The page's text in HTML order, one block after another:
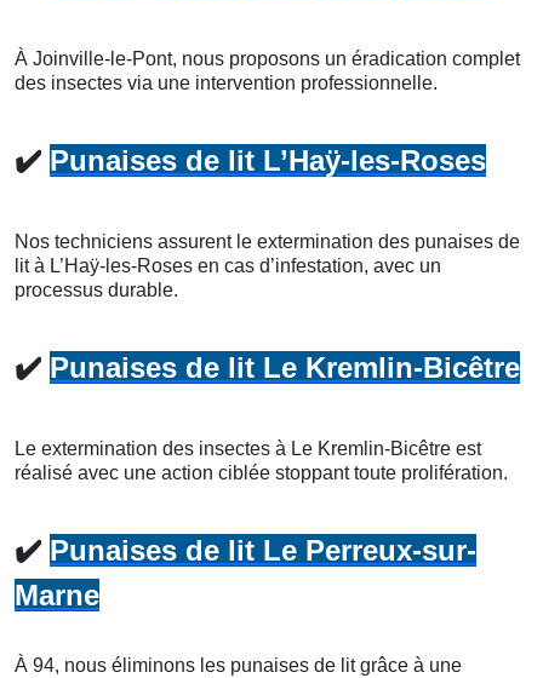
À Joinville-le-Pont, nous proposons un éradication complet
des insectes via une intervention professionnelle.
✔️ Punaises de lit L’Haÿ-les-Roses
Nos techniciens assurent le extermination des punaises de
lit à L’Haÿ-les-Roses en cas d’infestation, avec un
processus durable.
✔️ Punaises de lit Le Kremlin-Bicêtre
Le extermination des insectes à Le Kremlin-Bicêtre est
réalisé avec une action ciblée stoppant toute prolifération.
✔️ Punaises de lit Le Perreux-sur-
Marne
À 94, nous éliminons les punaises de lit grâce à une